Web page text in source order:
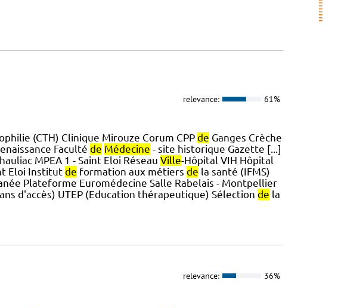
relevance: 61%
(CTH) Clinique Mirouze Corum CPP de Ganges Crèche
Faculté de Médecine - site historique Gazette [...]
MPEA 1 - Saint Eloi Réseau Ville-Hôpital VIH Hôpital
Eloi Institut de formation aux métiers de la santé (IFMS)
Plateforme Euromédecine Salle Rabelais - Montpellier
d'accès) UTEP (Education thérapeutique) Sélection de la
relevance: 36%